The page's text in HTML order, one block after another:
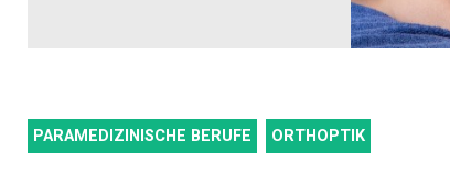
PARAMEDIZINISCHE BERUFE ORTHOPTIK